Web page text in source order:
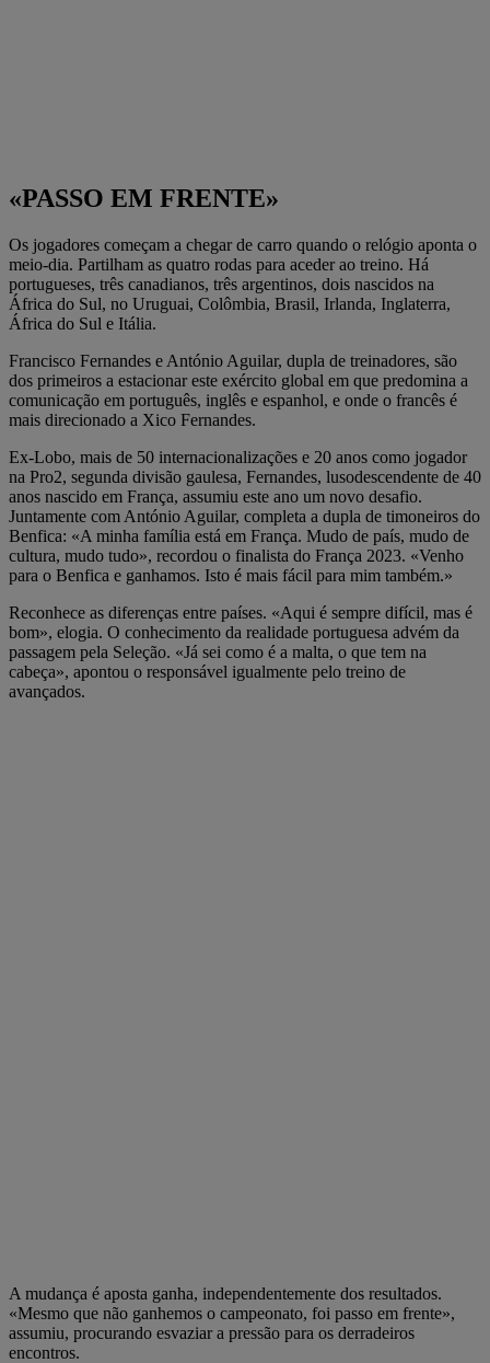
«PASSO EM FRENTE»
Os jogadores começam a chegar de carro quando o relógio aponta o
meio-dia. Partilham as quatro rodas para aceder ao treino. Há
portugueses, três canadianos, três argentinos, dois nascidos na
África do Sul, no Uruguai, Colômbia, Brasil, Irlanda, Inglaterra,
África do Sul e Itália.
Francisco Fernandes e António Aguilar, dupla de treinadores, são
dos primeiros a estacionar este exército global em que predomina a
comunicação em português, inglês e espanhol, e onde o francês é
mais direcionado a Xico Fernandes.
Ex-Lobo, mais de 50 internacionalizações e 20 anos como jogador
na Pro2, segunda divisão gaulesa, Fernandes, lusodescendente de 40
anos nascido em França, assumiu este ano um novo desafio.
Juntamente com António Aguilar, completa a dupla de timoneiros do
Benfica: «A minha família está em França. Mudo de país, mudo de
cultura, mudo tudo», recordou o finalista do França 2023. «Venho
para o Benfica e ganhamos. Isto é mais fácil para mim também.»
Reconhece as diferenças entre países. «Aqui é sempre difícil, mas é
bom», elogia. O conhecimento da realidade portuguesa advém da
passagem pela Seleção. «Já sei como é a malta, o que tem na
cabeça», apontou o responsável igualmente pelo treino de
avançados.
A mudança é aposta ganha, independentemente dos resultados.
«Mesmo que não ganhemos o campeonato, foi passo em frente»,
assumiu, procurando esvaziar a pressão para os derradeiros
encontros.